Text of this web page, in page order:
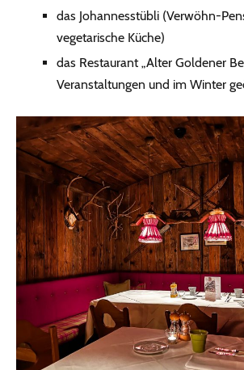
das Johannesstübli (Verwöhn-
vegetarische Küche)
das Restaurant „Alter Goldener
Veranstaltungen und im Winter